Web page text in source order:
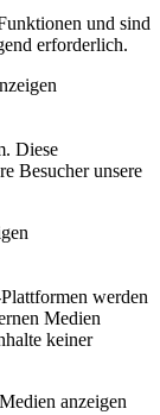
und sind
erforderlich.
Diese
Besucher unsere
werden
Medien
keiner
anzeigen